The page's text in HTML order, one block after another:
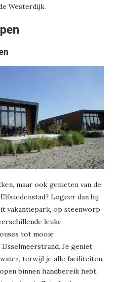
Westerdijk.
maar ook genieten van de
Logeer dan bij
vakantiepark, op steenworp
leuke
tot mooie
Je geniet
terwijl je alle faciliteiten
binnen handbereik hebt.